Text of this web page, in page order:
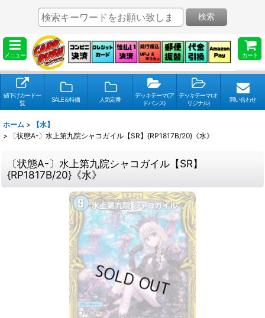
メニュー カート
検索
値下げカード一
覧
SALE＆特価 人気定番
デッキテーマ(ア
ドバンス)
デッキテーマ(オ
リジナル)
問い合わせ
ホーム >
【水】
>
〔状態A-〕水上第九院シャコガイル【SR】{RP1817B/20}《水》
〔状態A-〕水上第九院シャコガイル【SR】
{RP1817B/20}《水》